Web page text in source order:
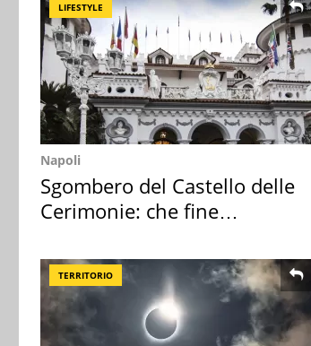
LIFESTYLE
Napoli
Sgombero del Castello delle
Cerimonie: che fine
TERRITORIO